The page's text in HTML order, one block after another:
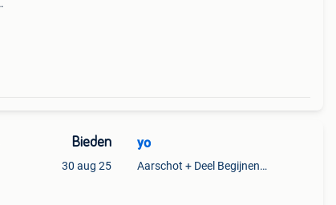
Bieden
30 aug 25
yo
Aarschot + Deel Begijnendijk